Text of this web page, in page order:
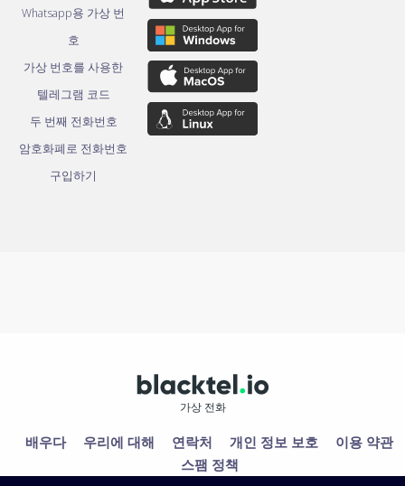
Whatsapp용 가상 번
호
가상 번호를 사용한
텔레그램 코드
두 번째 전화번호
암호화폐로 전화번호
구입하기
가상 전화
배우다 우리에 대해 연락처 개인 정보 보호
이용 약관
스팸 정책